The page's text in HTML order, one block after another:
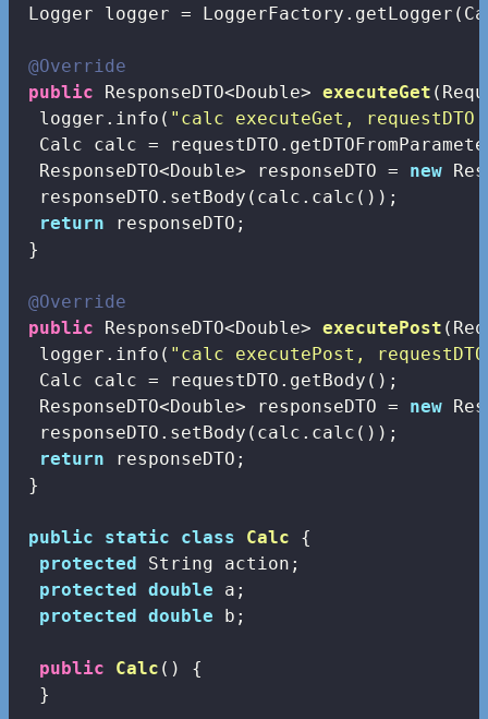
Logger logger =
@Override
public ResponseDTO<Double> executeGet
  logger.info(
"calc executeGet,
Calc calc =
  ResponseDTO<Double> responseDTO =
new
  responseDTO.setBody(calc.calc());
return responseDTO;
}
@Override
public ResponseDTO<Double> executePost
  logger.info(
"calc executePost,
  Calc calc = requestDTO.getBody();
  ResponseDTO<Double> responseDTO =
new
  responseDTO.setBody(calc.calc());
return responseDTO;
}
public static class Calc
{
protected
String action;
protected
double a;
protected
double b;
public Calc ()
{
  }